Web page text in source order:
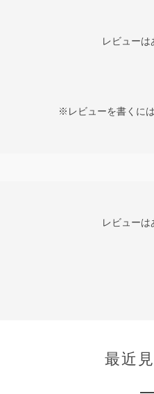
レビューは
※レビューを書くには
レビューは
最近